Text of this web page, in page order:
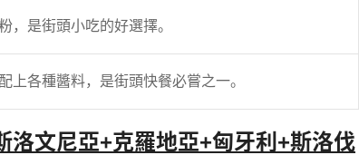
，是街頭小吃的好選擇。
上各種醬料，是街頭快餐必嘗之一。
洛文尼亞+克羅地亞+匈牙利+斯洛伐